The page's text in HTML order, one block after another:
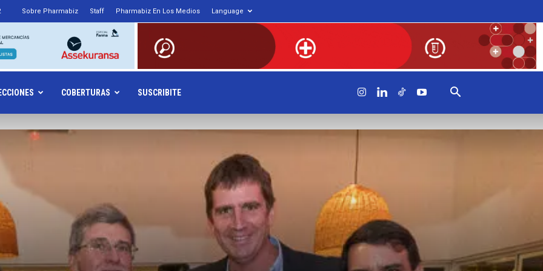
Sobre Pharmabiz Staff Pharmabiz En Los Medios Language
COBERTURAS SUSCRIBITE